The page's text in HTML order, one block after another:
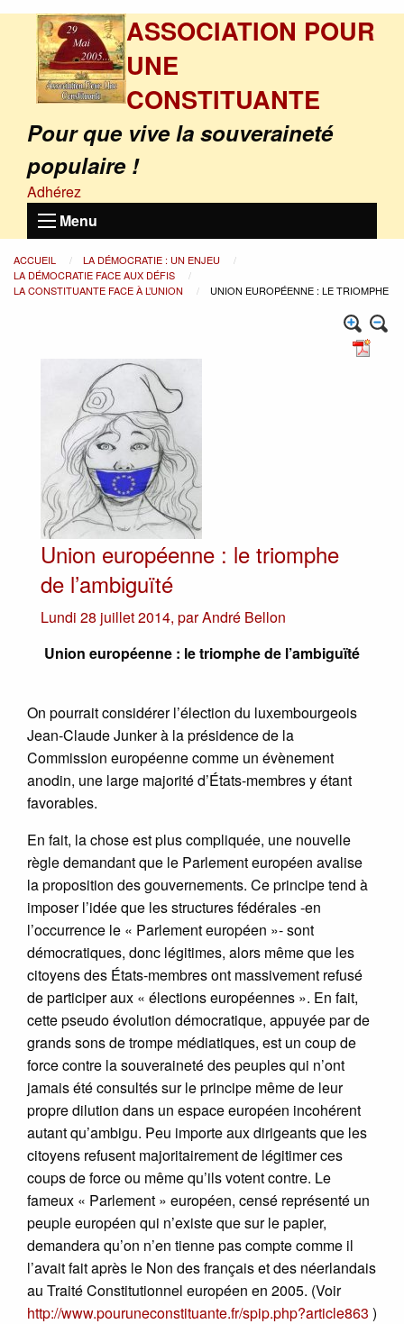
ASSOCIATION POUR
UNE
CONSTITUANTE
Pour que vive la souveraineté
populaire !
Adhérez
Menu
ACCUEIL
LA DÉMOCRATIE : UN ENJEU
LA DÉMOCRATIE FACE AUX DÉFIS
LA CONSTITUANTE FACE À L’UNION
UNION EUROPÉENNE : LE TRIOMPHE
Union européenne : le triomphe
de l’ambiguïté
Lundi 28 juillet 2014, parAndré Bellon
Union européenne : le triomphe de l’ambiguïté
On pourrait considérer l’élection du luxembourgeois
Jean-Claude Junker à la présidence de la
Commission européenne comme un évènement
anodin, une large majorité d’États-membres y étant
favorables.
En fait, la chose est plus compliquée, une nouvelle
règle demandant que le Parlement européen avalise
la proposition des gouvernements. Ce principe tend à
imposer l’idée que les structures fédérales -en
l’occurrence le « Parlement européen »- sont
démocratiques, donc légitimes, alors même que les
citoyens des États-membres ont massivement refusé
de participer aux « élections européennes ». En fait,
cette pseudo évolution démocratique, appuyée par de
grands sons de trompe médiatiques, est un coup de
force contre la souveraineté des peuples qui n’ont
jamais été consultés sur le principe même de leur
propre dilution dans un espace européen incohérent
autant qu’ambigu. Peu importe aux dirigeants que les
citoyens refusent majoritairement de légitimer ces
coups de force ou même qu’ils votent contre. Le
fameux « Parlement » européen, censé représenté un
peuple européen qui n’existe que sur le papier,
demandera qu’on n’en tienne pas compte comme il
l’avait fait après le Non des français et des néerlandais
au Traité Constitutionnel européen en 2005. (Voir
http://www.pouruneconstituante.fr/spip.php?article863 )